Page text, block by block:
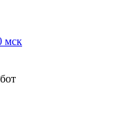
мск